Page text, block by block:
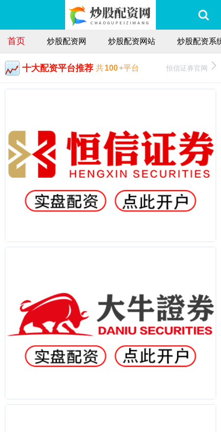
首页 炒股配资网 炒股配资网站 炒股配资系
十大配资平台推荐 共100+平台 恒信证券官网